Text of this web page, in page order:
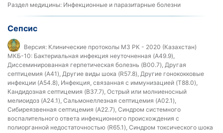
Раздел медицины: Инфекционные и паразитарные болезни
Сепсис
Версия: Клинические протоколы МЗ РК - 2020 (Казахстан)
МКБ-10: Бактериальная инфекция неуточненная (A49.9),
Диссеминированная герпетическая болезнь (B00.7), Другая
септицемия (A41), Другие виды шока (R57.8), Другие гонококковые
инфекции (A54.8), Инфекция, связанная с иммунизацией (T88.0),
Кандидозная септицемия (B37.7), Острый или молниеносный
мелиоидоз (A24.1), Сальмонеллезная септицемия (A02.1),
Сибиреязвенная септицемия (A22.7), Синдром системного
воспалительного ответа инфекционного происхождения с
полиорганной недостаточностью (R65.1), Синдром токсического шока